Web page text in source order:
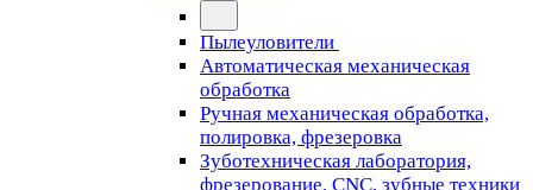
Пылеуловители
Автоматическая механическая
обработка
Ручная механическая обработка,
полировка, фрезеровка
Зуботехническая лаборатория,
фрезерование, CNC, зубные техники